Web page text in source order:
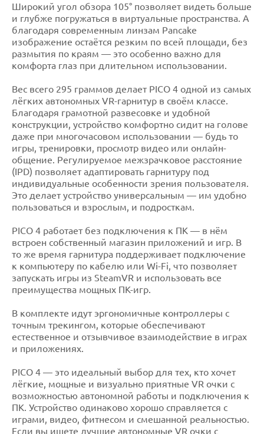
Широкий угол обзора 105° позволяет видеть больше
и глубже погружаться в виртуальные пространства. А
благодаря современным линзам Pancake
изображение остаётся резким по всей площади, без
размытия по краям — это особенно важно для
комфорта глаз при длительном использовании.
Вес всего 295 граммов делает PICO 4 одной из самых
лёгких автономных VR-гарнитур в своём классе.
Благодаря грамотной развесовке и удобной
конструкции, устройство комфортно сидит на голове
даже при многочасовом использовании — будь то
игры, тренировки, просмотр видео или онлайн-
общение. Регулируемое межзрачковое расстояние
(IPD) позволяет адаптировать гарнитуру под
индивидуальные особенности зрения пользователя.
Это делает устройство универсальным — им удобно
пользоваться и взрослым, и подросткам.
PICO 4 работает без подключения к ПК — в нём
встроен собственный магазин приложений и игр. В
то же время гарнитура поддерживает подключение
к компьютеру по кабелю или Wi-Fi, что позволяет
запускать игры из SteamVR и использовать все
преимущества мощных ПК-игр.
В комплекте идут эргономичные контроллеры с
точным трекингом, которые обеспечивают
естественное и отзывчивое взаимодействие в играх
и приложениях.
PICO 4 — это идеальный выбор для тех, кто хочет
лёгкие, мощные и визуально приятные VR очки с
возможностью автономной работы и подключения к
ПК. Устройство одинаково хорошо справляется с
играми, видео, фитнесом и смешанной реальностью.
Если вы ищете лучшие автономные VR очки с